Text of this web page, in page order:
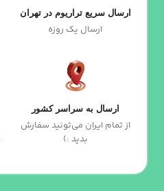
ارسال سریع تراریوم در تهران
ارسال یک روزه
ارسال به سراسر کشور
از تمام ایران می‌تونید سفارش
بدید :)